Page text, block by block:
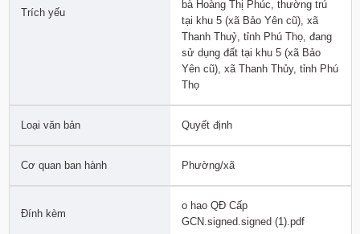
Trích yếu
bà Hoàng Thị Phúc, thường trú
tại khu 5 (xã Bảo Yên cũ), xã
Thanh Thuỷ, tỉnh Phú Thọ, đang
sử dụng đất tại khu 5 (xã Bảo
Yên cũ), xã Thanh Thủy, tỉnh Phú
Thọ
Loại văn bản Quyết định
Cơ quan ban hành Phường/xã
Đính kèm
o hao QĐ Cấp
GCN.signed.signed (1).pdf